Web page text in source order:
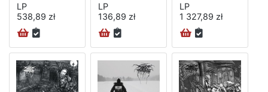
LP
538,89 zł
LP
136,89 zł
LP
1 327,89 zł